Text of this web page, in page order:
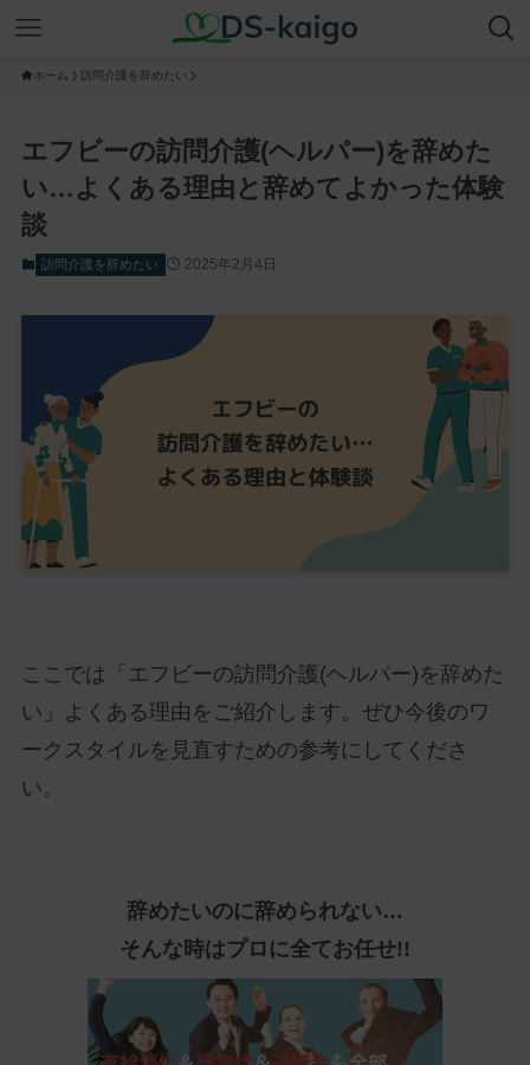
ホーム 訪問介護を辞めたい
エフビーの訪問介護(ヘルパー)を辞めた
い…よくある理由と辞めてよかった体験
談
訪問介護を辞めたい 2025年2月4日
ここでは「エフビーの訪問介護(ヘルパー)を辞めた
い」よくある理由をご紹介します。ぜひ今後のワ
ークスタイルを見直すための参考にしてくださ
い。
辞めたいのに辞められない…
そんな時はプロに全てお任せ!!